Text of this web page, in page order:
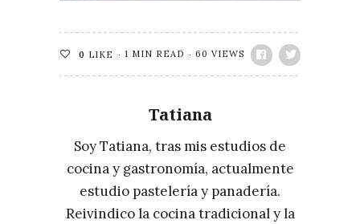
0 LIKE 1 MIN READ 60 VIEWS
Tatiana
Soy Tatiana, tras mis estudios de
cocina y gastronomía, actualmente
estudio pastelería y panadería.
Reivindico la cocina tradicional y la